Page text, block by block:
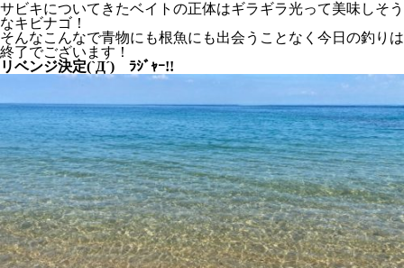
サビキについてきたベイトの正体はギラギラ光って美味しそう
なキビナゴ！
そんなこんなで青物にも根魚にも出会うことなく今日の釣りは
終了でございます！
リベンジ決定(`Д´)ゞﾗｼﾞｬｰ!!